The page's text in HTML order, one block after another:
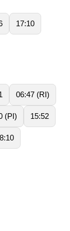
17:10
06:47 (RI)
(PI) 15:52